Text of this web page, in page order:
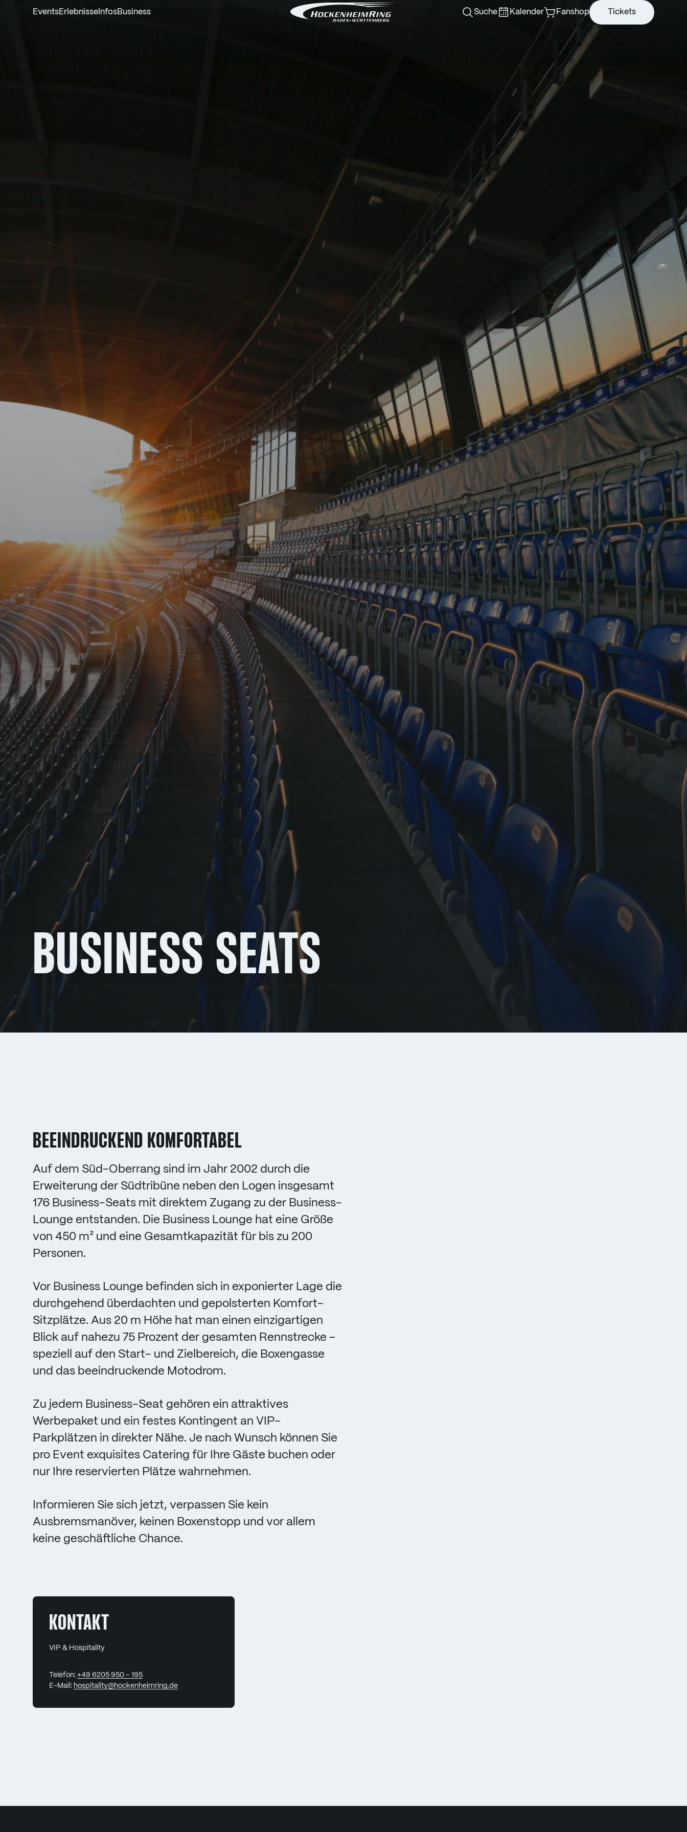
EventsErlebnisse InfosBusiness Suche Kalender Fanshop Tickets
BUSINESS SEATS
BEEINDRUCKEND KOMFORTABEL
Auf dem Süd-Oberrang sind im Jahr 2002 durch die
Erweiterung der Südtribüne neben den Logen insgesamt
176 Business-Seats mit direktem Zugang zu der Business-
Lounge entstanden. Die Business Lounge hat eine Größe
von 450 m² und eine Gesamtkapazität für bis zu 200
Personen.
Vor Business Lounge befinden sich in exponierter Lage die
durchgehend überdachten und gepolsterten Komfort-
Sitzplätze. Aus 20 m Höhe hat man einen einzigartigen
Blick auf nahezu 75 Prozent der gesamten Rennstrecke –
speziell auf den Start- und Zielbereich, die Boxengasse
und das beeindruckende Motodrom.
Zu jedem Business-Seat gehören ein attraktives
Werbepaket und ein festes Kontingent an VIP-
Parkplätzen in direkter Nähe. Je nach Wunsch können Sie
pro Event exquisites Catering für Ihre Gäste buchen oder
nur Ihre reservierten Plätze wahrnehmen.
Informieren Sie sich jetzt, verpassen Sie kein
Ausbremsmanöver, keinen Boxenstopp und vor allem
keine geschäftliche Chance.
KONTAKT
VIP & Hospitality
Telefon: +49 6205 950 – 195
E-Mail: hospitality@hockenheimring.de